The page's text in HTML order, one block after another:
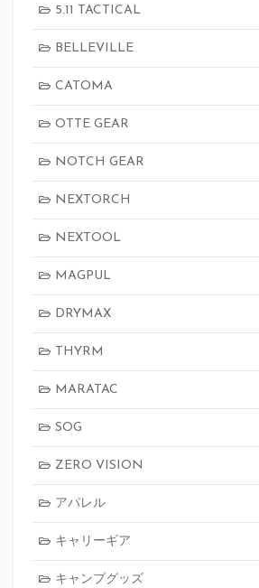
5.11 TACTICAL
BELLEVILLE
CATOMA
OTTE GEAR
NOTCH GEAR
NEXTORCH
NEXTOOL
MAGPUL
DRYMAX
THYRM
MARATAC
SOG
ZERO VISION
アパレル
キャリーギア
キャンプグッズ